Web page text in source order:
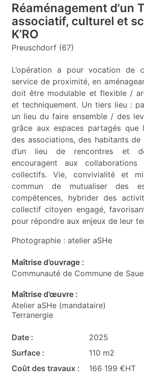
Réaménagement d'un
associatif, culturel et
K’RO
Preuschdorf (67)
L’opération a pour vocation de
service de proximité, en
doit être modulable et flexible /
et techniquement. Un tiers lieu :
un lieu du faire ensemble / des
grâce aux espaces partagés que
des associations, des habitants de
d’un lieu de rencontres et
encouragent aux
collectifs. Vie, convivialité et
commun de mutualiser des
compétences, hybrider des
collectif citoyen engagé,
pour répondre aux enjeux de leur
P hotographie : atelier aSHe
Maîtrise d’ouvrage :
Communauté de Commune de
Maîtrise d’œuvre :
Atelier aSHe (mandataire)
Terranergie
Date :
2025
Surface :
110 m2
Coût des travaux :
166 199 €HT